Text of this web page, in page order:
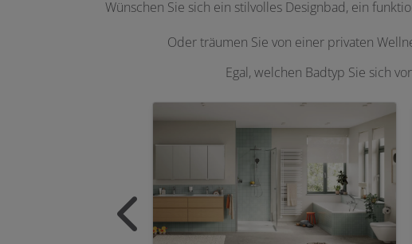
Wünschen Sie sich ein stilvolles Designbad, ein
Oder träumen Sie von einer privaten
Egal, welchen Badtyp Sie sich